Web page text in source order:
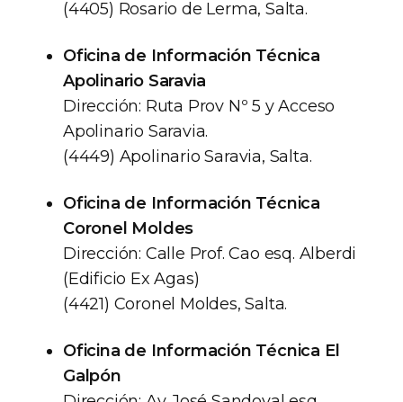
(4405) Rosario de Lerma, Salta.
Oficina de Información Técnica
Apolinario Saravia
Dirección: Ruta Prov Nº 5 y Acceso
Apolinario Saravia.
(4449) Apolinario Saravia, Salta.
Oficina de Información Técnica
Coronel Moldes
Dirección: Calle Prof. Cao esq. Alberdi
(Edificio Ex Agas)
(4421) Coronel Moldes, Salta.
Oficina de Información Técnica El
Galpón